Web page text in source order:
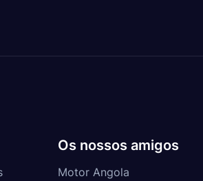
Os nossos amigos
Motor Angola